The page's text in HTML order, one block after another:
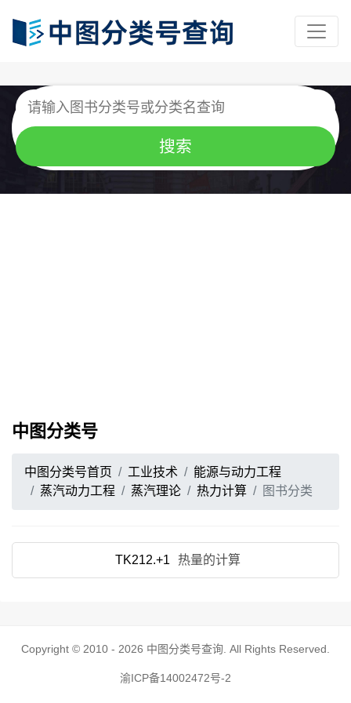
中图分类号
中图分类号首页 工业技术
能源与动力工程
蒸汽动力工程
蒸汽理论 热力计算 图书分类
TK212.+1 热量的计算
Copyright © 2010 - 2026 中图分类号查询 . All Rights Reserved.
渝ICP备14002472号-2